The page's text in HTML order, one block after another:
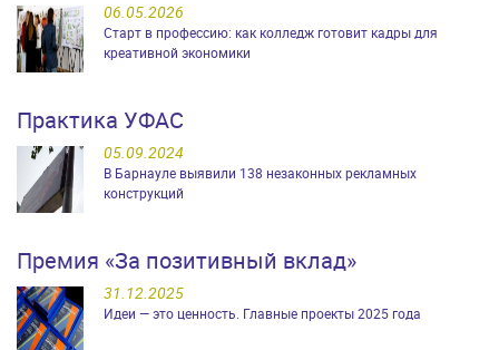
06.05.2026
Старт в профессию: как колледж готовит кадры для
креативной экономики
Практика УФАС
05.09.2024
В Барнауле выявили 138 незаконных рекламных
конструкций
Премия «За позитивный вклад»
31.12.2025
Идеи — это ценность. Главные проекты 2025 года